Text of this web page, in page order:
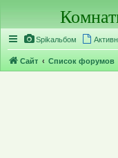
Spikальбом
Сайт Список форумов